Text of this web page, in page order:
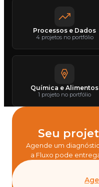
Processos e Dados
4 projetos no portfólio
Química e Alimentos
1 projeto no portfólio
Seu
Agende um
a Fluxo pode